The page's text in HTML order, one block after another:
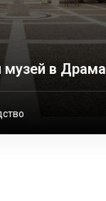
музей в Драма